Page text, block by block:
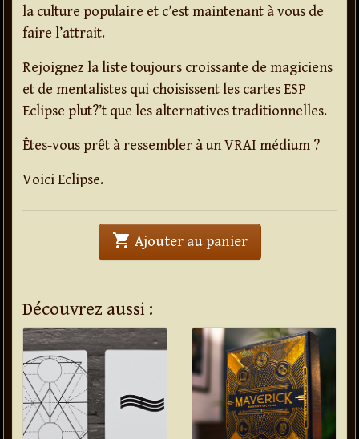
la culture populaire et c’est maintenant à vous de
faire l’attrait.
Rejoignez la liste toujours croissante de magiciens
et de mentalistes qui choisissent les cartes ESP
Eclipse plut?’t que les alternatives traditionnelles.
Êtes-vous prêt à ressembler à un VRAI médium ?
Voici Eclipse.
shopping_cart Ajouter au panier' . Eclipse . '
Découvrez aussi :